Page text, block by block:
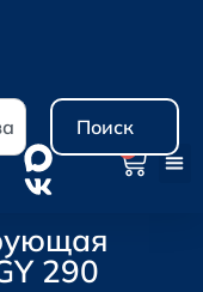
Поиск
290